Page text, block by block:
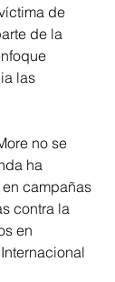
de
de la
las
no se
ha
campañas
contra la
en